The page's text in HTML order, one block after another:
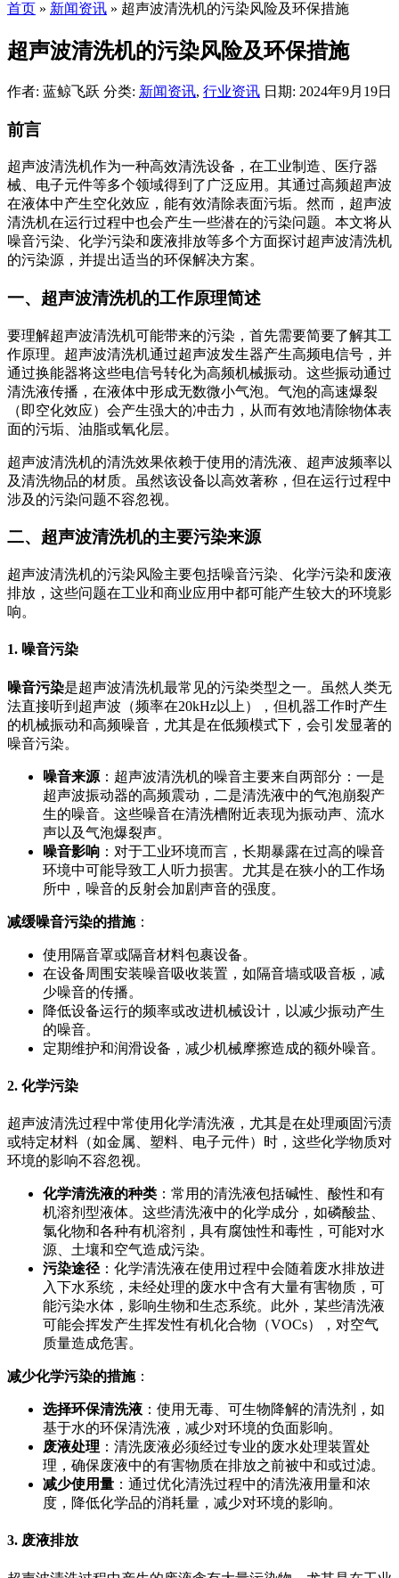
首页 » 新闻资讯 » 超声波清洗机的污染风险及环保措施
超声波清洗机的污染风险及环保措施
作者: 蓝鲸飞跃 分类: 新闻资讯, 行业资讯 日期: 2024年9月19日
前言
超声波清洗机作为一种高效清洗设备，在工业制造、医疗器
械、电子元件等多个领域得到了广泛应用。其通过高频超声波
在液体中产生空化效应，能有效清除表面污垢。然而，超声波
清洗机在运行过程中也会产生一些潜在的污染问题。本文将从
噪音污染、化学污染和废液排放等多个方面探讨超声波清洗机
的污染源，并提出适当的环保解决方案。
一、超声波清洗机的工作原理简述
要理解超声波清洗机可能带来的污染，首先需要简要了解其工
作原理。超声波清洗机通过超声波发生器产生高频电信号，并
通过换能器将这些电信号转化为高频机械振动。这些振动通过
清洗液传播，在液体中形成无数微小气泡。气泡的高速爆裂
（即空化效应）会产生强大的冲击力，从而有效地清除物体表
面的污垢、油脂或氧化层。
超声波清洗机的清洗效果依赖于使用的清洗液、超声波频率以
及清洗物品的材质。虽然该设备以高效著称，但在运行过程中
涉及的污染问题不容忽视。
二、超声波清洗机的主要污染来源
超声波清洗机的污染风险主要包括噪音污染、化学污染和废液
排放，这些问题在工业和商业应用中都可能产生较大的环境影
响。
1. 噪音污染
噪音污染是超声波清洗机最常见的污染类型之一。虽然人类无
法直接听到超声波（频率在20kHz以上），但机器工作时产生
的机械振动和高频噪音，尤其是在低频模式下，会引发显著的
噪音污染。
噪音来源 ：超声波清洗机的噪音主要来自两部分：一是
超声波振动器的高频震动，二是清洗液中的气泡崩裂产
生的噪音。这些噪音在清洗槽附近表现为振动声、流水
声以及气泡爆裂声。
噪音影响 ：对于工业环境而言，长期暴露在过高的噪音
环境中可能导致工人听力损害。尤其是在狭小的工作场
所中，噪音的反射会加剧声音的强度。
减缓噪音污染的措施：
使用隔音罩或隔音材料包裹设备。
在设备周围安装噪音吸收装置，如隔音墙或吸音板，减
少噪音的传播。
降低设备运行的频率或改进机械设计，以减少振动产生
的噪音。
定期维护和润滑设备，减少机械摩擦造成的额外噪音。
2. 化学污染
超声波清洗过程中常使用化学清洗液，尤其是在处理顽固污渍
或特定材料（如金属、塑料、电子元件）时，这些化学物质对
环境的影响不容忽视。
化学清洗液的种类 ：常用的清洗液包括碱性、酸性和有
机溶剂型液体。这些清洗液中的化学成分，如磷酸盐、
氯化物和各种有机溶剂，具有腐蚀性和毒性，可能对水
源、土壤和空气造成污染。
污染途径 ：化学清洗液在使用过程中会随着废水排放进
入下水系统，未经处理的废水中含有大量有害物质，可
能污染水体，影响生物和生态系统。此外，某些清洗液
可能会挥发产生挥发性有机化合物（VOCs），对空气
质量造成危害。
减少化学污染的措施：
选择环保清洗液 ：使用无毒、可生物降解的清洗剂，如
基于水的环保清洗液，减少对环境的负面影响。
废液处理 ：清洗废液必须经过专业的废水处理装置处
理，确保废液中的有害物质在排放之前被中和或过滤。
减少使用量 ：通过优化清洗过程中的清洗液用量和浓
度，降低化学品的消耗量，减少对环境的影响。
3. 废液排放